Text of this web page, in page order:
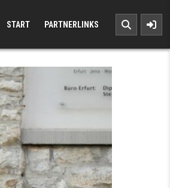
START PARTNERLINKS